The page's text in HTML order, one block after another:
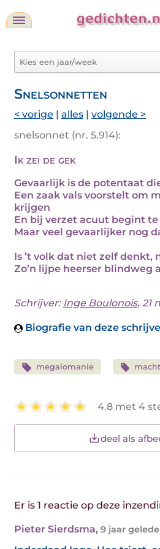
Snelsonnetten
< vorige | alles | volgende >
snelsonnet (nr. 5.914):
Ik zei de gek
Gevaarlijk is de potentaat
Een zaak vals voorstelt om
krijgen
En bij verzet acuut begint
Maar veel gevaarlijker nog
Is ’t volk dat niet zelf denkt,
Zo’n lijpe heerser blindweg
Schrijver: Inge Boulonois, 21
Biografie van deze
megalomanie
4.8 met 4
deel als
Er is 1 reactie op deze
Pieter Sierdsma, 9 jaar